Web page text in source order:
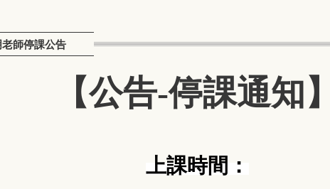
老師停課公告
【公告-停課通知】
上課時間：